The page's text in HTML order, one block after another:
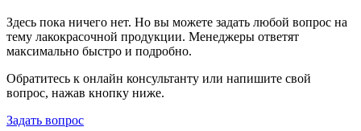
Здесь пока ничего нет. Но вы можете задать любой вопрос на
тему лакокрасочной продукции. Менеджеры ответят
максимально быстро и подробно.
Обратитесь к онлайн консультанту или напишите свой
вопрос, нажав кнопку ниже.
Задать вопрос